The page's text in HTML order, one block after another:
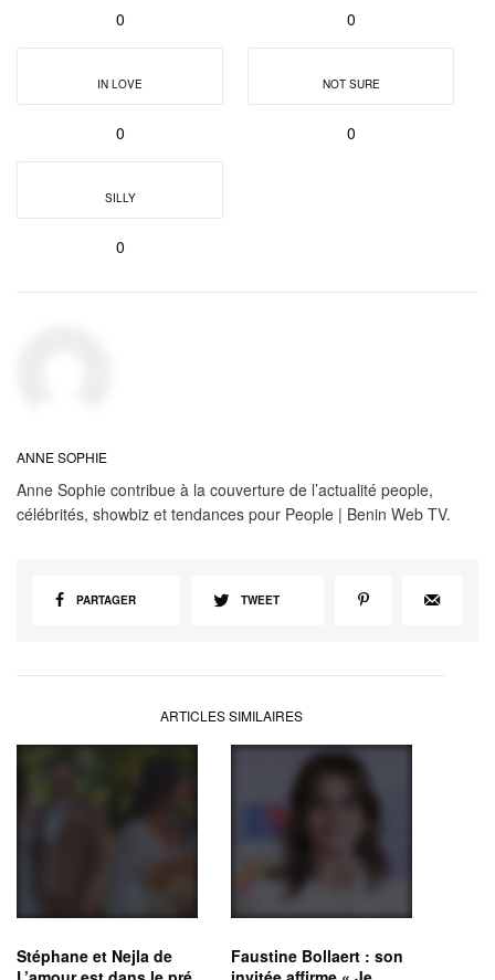
0 0
IN LOVE
0
NOT SURE
0
SILLY
0
ANNE SOPHIE
Anne Sophie contribue à la couverture de l’actualité people,
célébrités, showbiz et tendances pour People | Benin Web TV.
PARTAGER TWEET
ARTICLES SIMILAIRES
Stéphane et Nejla de
Faustine Bollaert : son